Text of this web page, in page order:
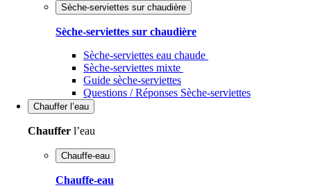
Sèche-serviettes sur chaudière
Sèche-serviettes sur chaudière
Sèche-serviettes eau chaude
Sèche-serviettes mixte
Guide sèche-serviettes
Questions / Réponses Sèche-serviettes
Chauffer l’eau
Chauffer l’eau
Chauffe-eau
Chauffe-eau